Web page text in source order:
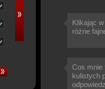
Klikając
różne
Cos mnie
kulistych